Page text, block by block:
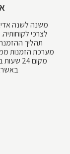
משנה לשנה
לצרכי
תהליך
מערכת הזמנות
מקום